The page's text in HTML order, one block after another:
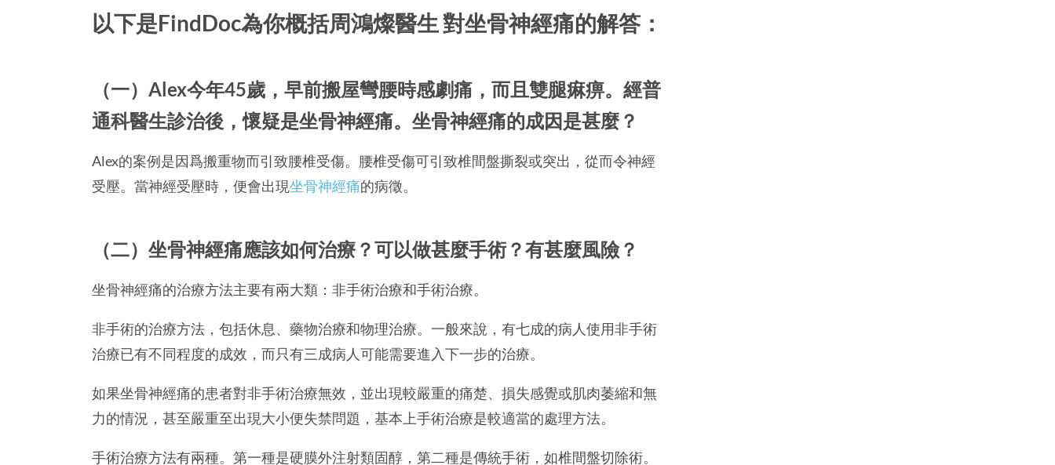
以下是FindDoc為你概括周鴻燦醫生 對坐骨神經痛的解答：
（一）Alex今年45歲，早前搬屋彎腰時感劇痛，而且雙腿痳痹。經普
通科醫生診治後，懷疑是坐骨神經痛。坐骨神經痛的成因是甚麼？
Alex的案例是因爲搬重物而引致腰椎受傷。腰椎受傷可引致椎間盤撕裂或突出，從而令神經
受壓。當神經受壓時，便會出現坐骨神經痛的病徵。
（二）坐骨神經痛應該如何治療？可以做甚麼手術？有甚麼風險？
坐骨神經痛的治療方法主要有兩大類：非手術治療和手術治療。
非手術的治療方法，包括休息、藥物治療和物理治療。一般來說，有七成的病人使用非手術
治療已有不同程度的成效，而只有三成病人可能需要進入下一步的治療。
如果坐骨神經痛的患者對非手術治療無效，並出現較嚴重的痛楚、損失感覺或肌肉萎縮和無
力的情況，甚至嚴重至出現大小便失禁問題，基本上手術治療是較適當的處理方法。
手術治療方法有兩種。第一種是硬膜外注射類固醇，第二種是傳統手術，如椎間盤切除術。